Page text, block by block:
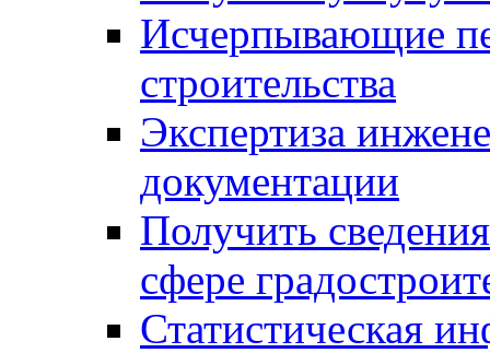
Исчерпывающие
строительства
Экспертиза
документации
Получить
сфере
Статистическая